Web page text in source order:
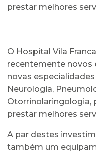
prestar melhores
O Hospital Vila
recentemente novos
novas
Neurologia,
Otorrinolaringologia,
prestar melhores
A par destes
também um